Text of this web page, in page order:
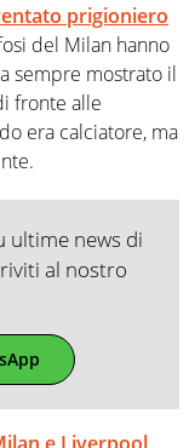
prigioniero
del Milan hanno
sempre mostrato il
fronte alle
era calciatore, ma
ultime news di
al nostro